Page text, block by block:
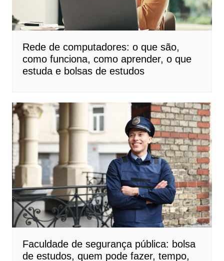
Rede de computadores: o que são,
como funciona, como aprender, o que
estuda e bolsas de estudos
Faculdade de segurança pública: bolsa
de estudos, quem pode fazer, tempo,